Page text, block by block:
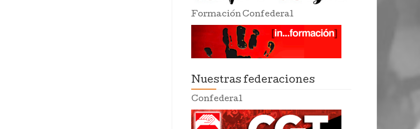
Formación Confederal
Nuestras federaciones
Confederal